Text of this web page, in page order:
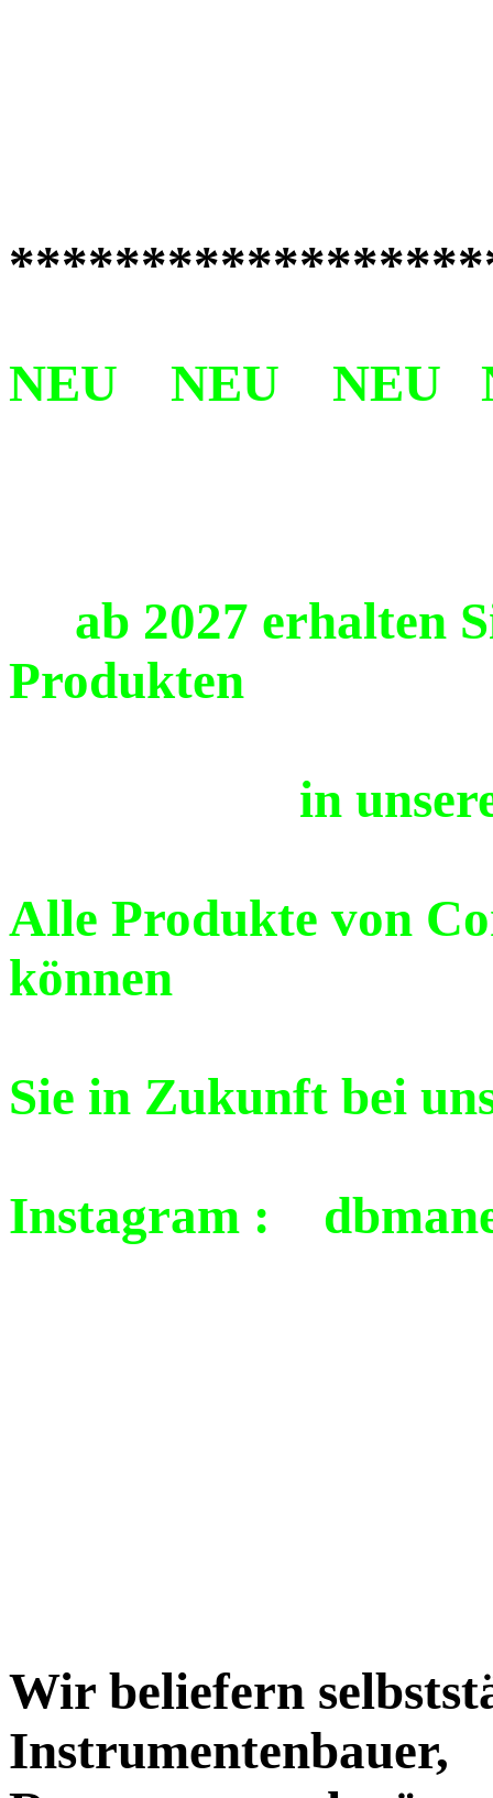
NEU NEU NEU
ab 2027 erhalten
Produkten
in unserem
Alle Produkte von
können
Sie in Zukunft bei
Instagram :
Wir beliefern
Instrumentenbauer,